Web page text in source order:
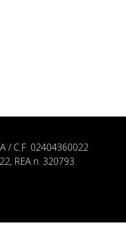
/ C.F. 02404360022
REA n. 320793